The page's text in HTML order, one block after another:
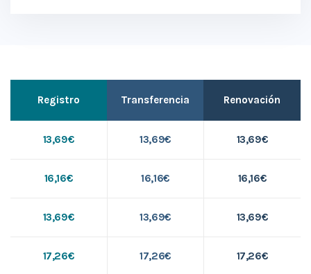
Registro Transferencia Renovación
13,69€ 13,69€ 13,69€
16,16€ 16,16€ 16,16€
13,69€ 13,69€ 13,69€
17,26€ 17,26€ 17,26€